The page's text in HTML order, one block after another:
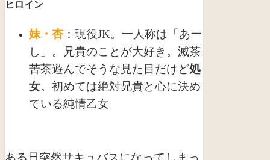
ヒロイン
妹・杏 ：現役JK。一人称は「あー
し」。兄貴のことが大好き。滅茶
苦茶遊んでそうな見た目だけど処
女。初めては絶対兄貴と心に決め
ている純情乙女
ある日突然サキュバスになってしまっ